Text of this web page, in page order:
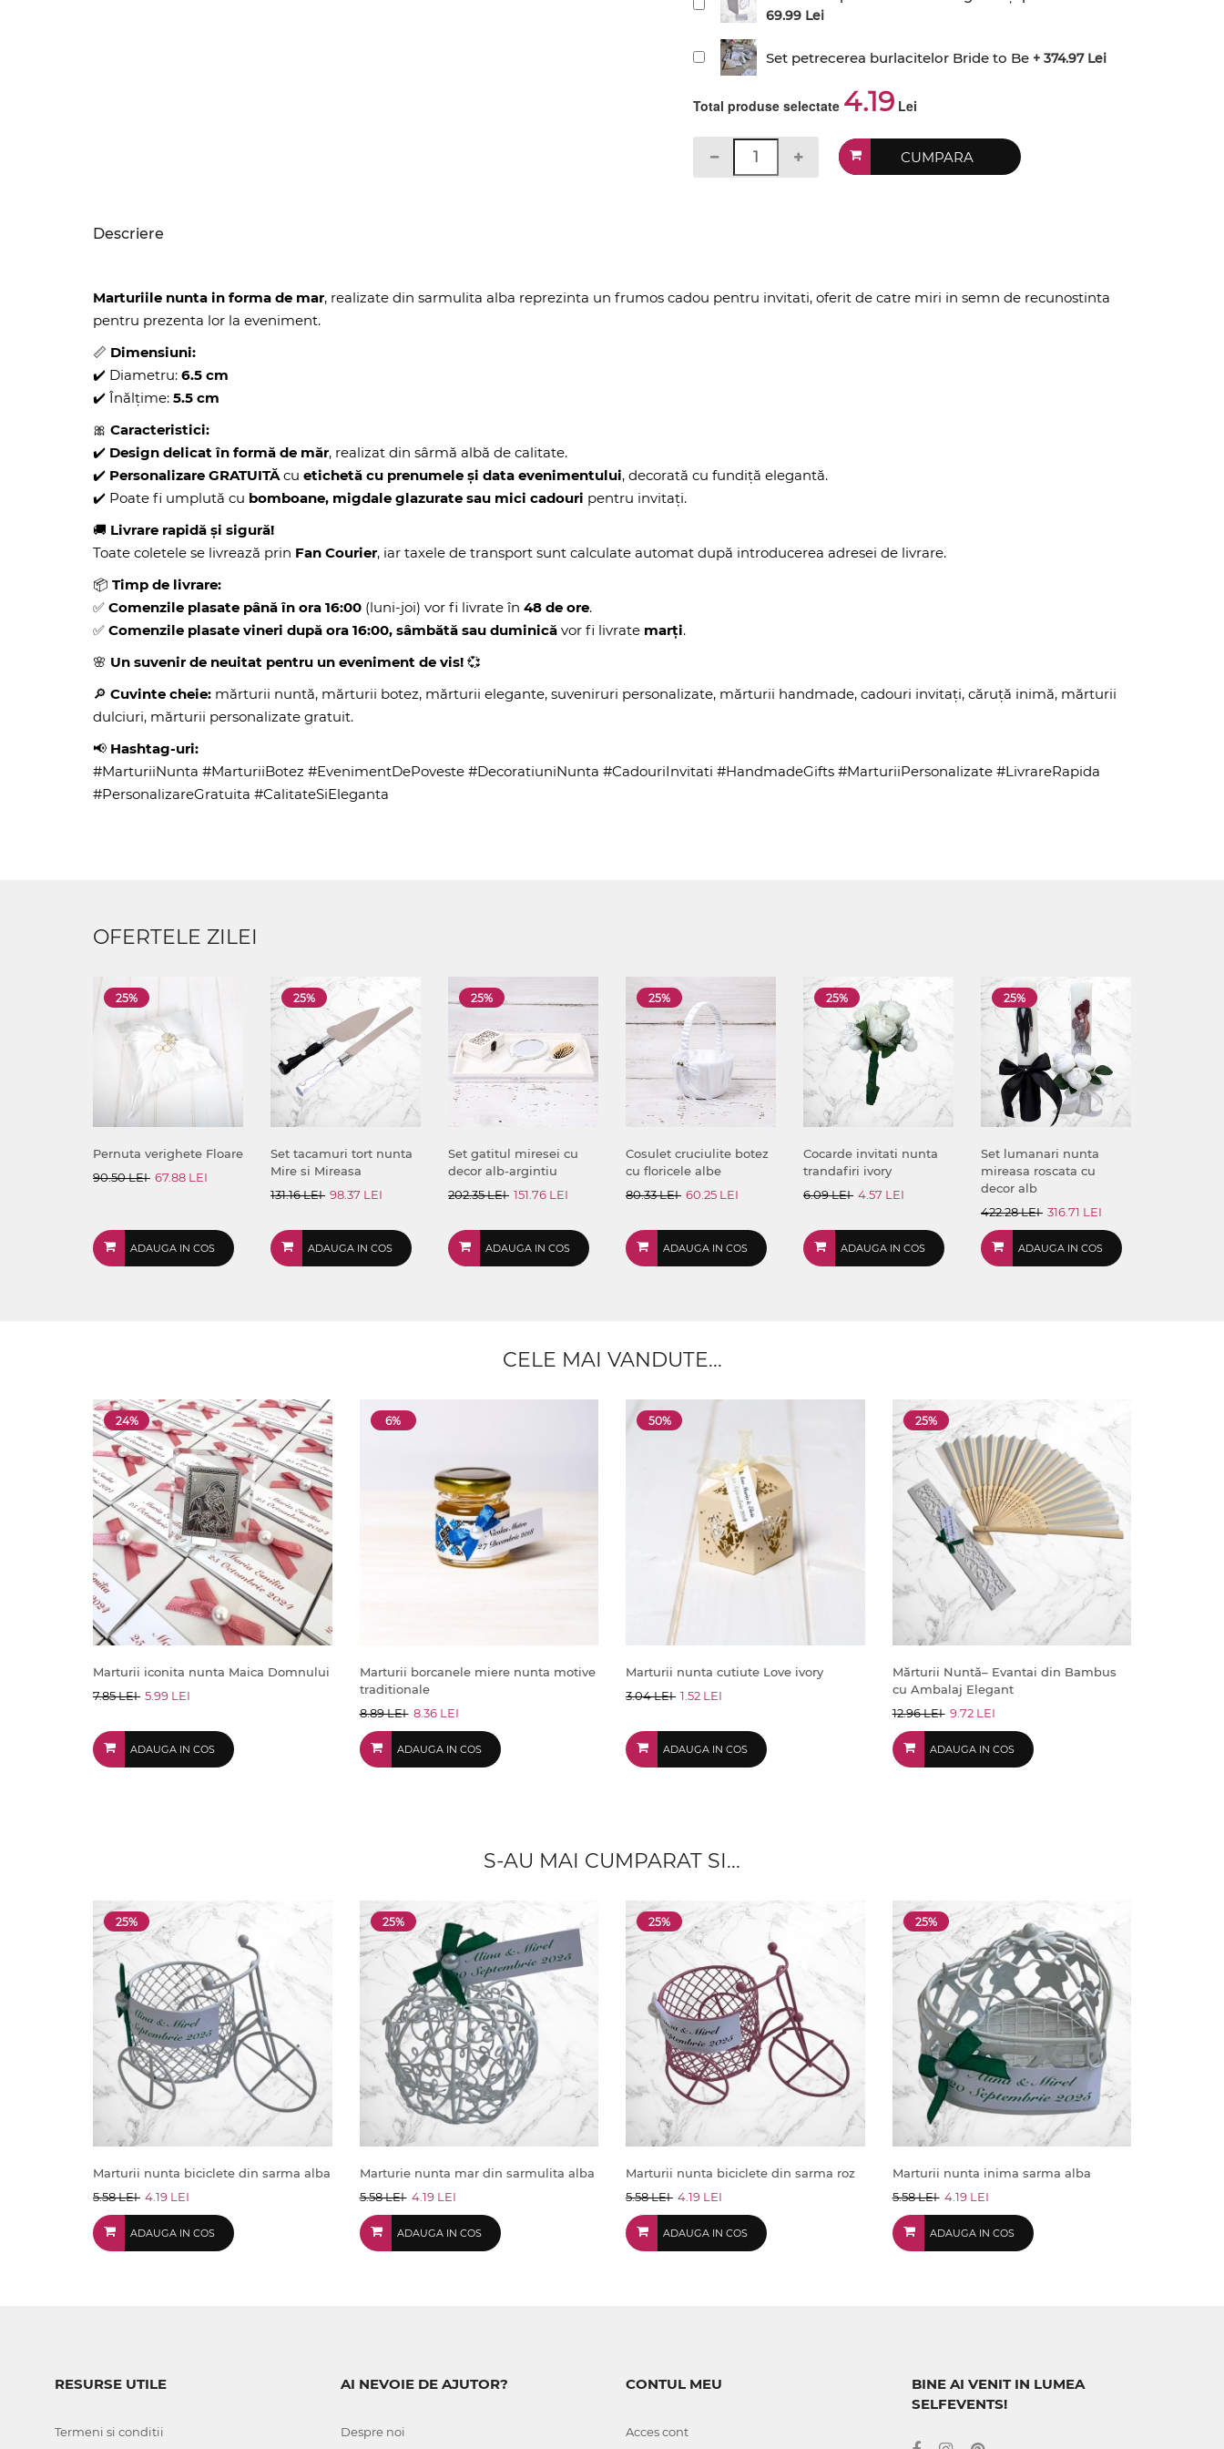
69.99 Lei
Set petrecerea burlacitelor Bride to Be + 374.97 Lei
Total produse selectate 4.19 Lei
CUMPARA
Descriere
Marturiile nunta in forma de mar, realizate din sarmulita alba reprezinta un frumos cadou pentru invitati, oferit de catre miri in semn de recunostinta
pentru prezenta lor la eveniment.
📏 Dimensiuni:
✔️ Diametru: 6.5 cm
✔️ Înălțime: 5.5 cm
🎀 Caracteristici:
✔️ Design delicat în formă de măr, realizat din sârmă albă de calitate.
✔️ Personalizare GRATUITĂcu etichetă cu prenumele și data evenimentului, decorată cu fundiță elegantă.
✔️ Poate fi umplută cu bomboane, migdale glazurate sau mici cadouri pentru invitați.
🚚 Livrare rapidă și sigură!
Toate coletele se livrează prin Fan Courier, iar taxele de transport sunt calculate automat după introducerea adresei de livrare.
📦 Timp de livrare:
✅ Comenzile plasate până în ora 16:00 (luni-joi) vor fi livrate în 48 de ore.
✅ Comenzile plasate vineri după ora 16:00, sâmbătă sau duminică vor fi livrate marți.
🌸 Un suvenir de neuitat pentru un eveniment de vis! 💞
🔎 Cuvinte cheie: mărturii nuntă, mărturii botez, mărturii elegante, suveniruri personalizate, mărturii handmade, cadouri invitați, căruță inimă, mărturii
dulciuri, mărturii personalizate gratuit.
📢 Hashtag-uri:
#MarturiiNunta #MarturiiBotez #EvenimentDePoveste #DecoratiuniNunta #CadouriInvitati #HandmadeGifts #MarturiiPersonalizate #LivrareRapida
#PersonalizareGratuita #CalitateSiEleganta
OFERTELE ZILEI
25%
Pernuta verighete Floare
90.50 LEI 67.88 LEI
ADAUGA IN COS
25%
Set tacamuri tort nunta
Mire si Mireasa
131.16 LEI 98.37 LEI
ADAUGA IN COS
25%
Set gatitul miresei cu
decor alb-argintiu
202.35 LEI 151.76 LEI
ADAUGA IN COS
25%
Cosulet cruciulite botez
cu floricele albe
80.33 LEI 60.25 LEI
ADAUGA IN COS
25%
Cocarde invitati nunta
trandafiri ivory
6.09 LEI 4.57 LEI
ADAUGA IN COS
25%
Set lumanari nunta
mireasa roscata cu
decor alb
422.28 LEI 316.71 LEI
ADAUGA IN COS
CELE MAI VANDUTE...
24%
Marturii iconita nunta Maica Domnului
7.85 LEI 5.99 LEI
ADAUGA IN COS
6%
Marturii borcanele miere nunta motive
traditionale
8.89 LEI 8.36 LEI
ADAUGA IN COS
50%
Marturii nunta cutiute Love ivory
3.04 LEI 1.52 LEI
ADAUGA IN COS
25%
Mărturii Nuntă– Evantai din Bambus
cu Ambalaj Elegant
12.96 LEI 9.72 LEI
ADAUGA IN COS
S-AU MAI CUMPARAT SI...
25%
Marturii nunta biciclete din sarma alba
5.58 LEI 4.19 LEI
ADAUGA IN COS
25%
Marturie nunta mar din sarmulita alba
5.58 LEI 4.19 LEI
ADAUGA IN COS
25%
Marturii nunta biciclete din sarma roz
5.58 LEI 4.19 LEI
ADAUGA IN COS
25%
Marturii nunta inima sarma alba
5.58 LEI 4.19 LEI
ADAUGA IN COS
RESURSE UTILE
Termeni si conditii
AI NEVOIE DE AJUTOR?
Despre noi
CONTUL MEU
Acces cont
BINE AI VENIT IN LUMEA
SELFEVENTS!